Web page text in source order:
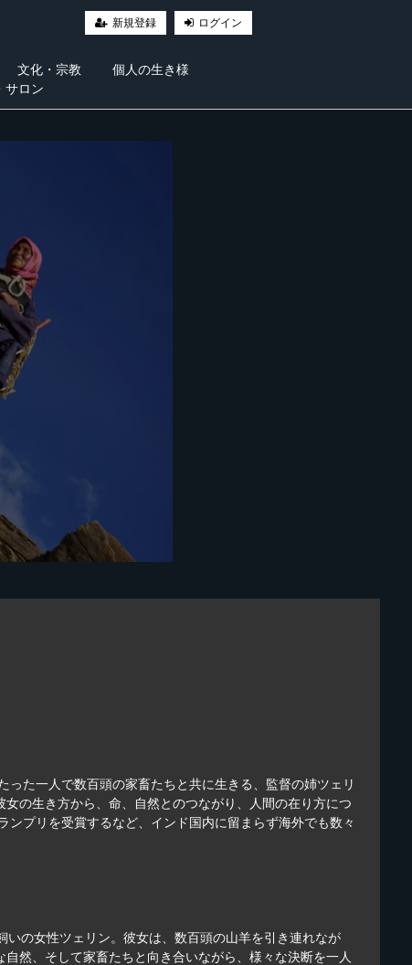
新規登録 ログイン
文化・宗教
個人の生き様
サロン
た一人で数百頭の家畜たちと共に生きる、監督の姉ツェリ
の生き方から、命、自然とのつながり、人間の在り方につ
プリを受賞するなど、インド国内に留まらず海外でも数々
の女性ツェリン。彼女は、数百頭の山羊を引き連れなが
然、そして家畜たちと向き合いながら、様々な決断を一人